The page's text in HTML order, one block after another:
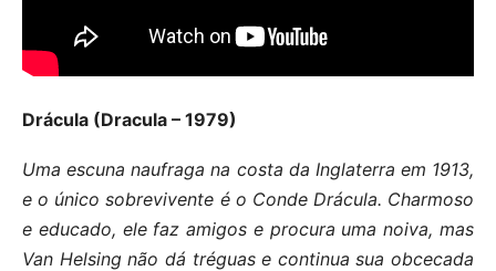
Drácula (Dracula – 1979)
Uma escuna naufraga na costa da Inglaterra em 1913,
e o único sobrevivente é o Conde Drácula. Charmoso
e educado, ele faz amigos e procura uma noiva, mas
Van Helsing não dá tréguas e continua sua obcecada